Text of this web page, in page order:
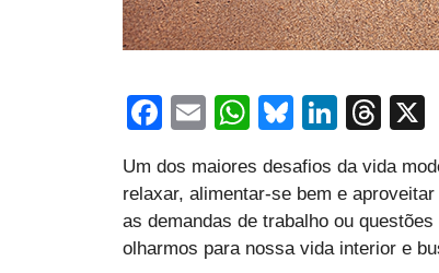
F
c
e
b
E
ail
W
at
s
A
Bl
e
sk
y
Li
k
e
dI
T
e
a
d
Um dos maiores desafios da vida
relaxar, alimentar-se bem e
as demandas de trabalho ou
olharmos para nossa vida interior e